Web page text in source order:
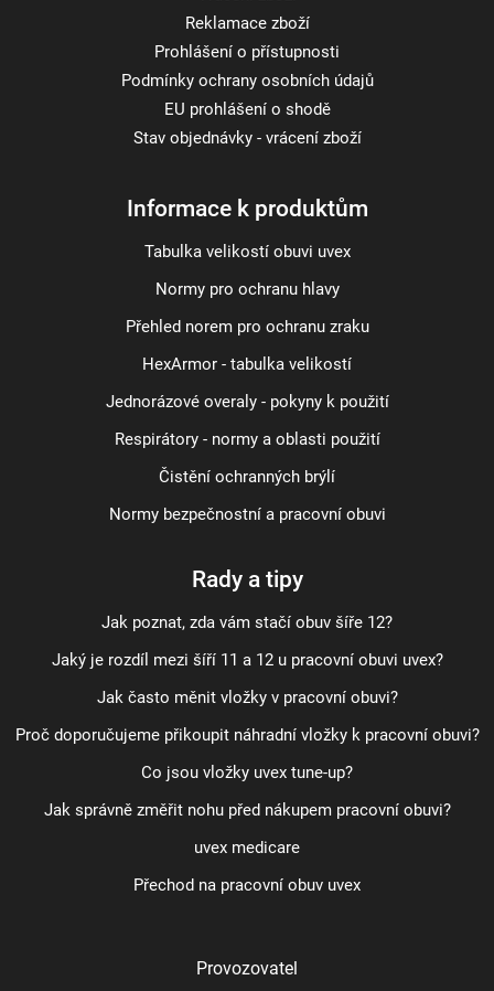
Reklamace zboží
Prohlášení o přístupnosti
Podmínky ochrany osobních údajů
EU prohlášení o shodě
Stav objednávky - vrácení zboží
Informace k produktům
Tabulka velikostí obuvi uvex
Normy pro ochranu hlavy
Přehled norem pro ochranu zraku
HexArmor - tabulka velikostí
Jednorázové overaly - pokyny k použití
Respirátory - normy a oblasti použití
Čistění ochranných brýlí
Normy bezpečnostní a pracovní obuvi
Rady a tipy
Jak poznat, zda vám stačí obuv šíře 12?
Jaký je rozdíl mezi šíří 11 a 12 u pracovní obuvi uvex?
Jak často měnit vložky v pracovní obuvi?
Proč doporučujeme přikoupit náhradní vložky k pracovní obuvi?
Co jsou vložky uvex tune-up?
Jak správně změřit nohu před nákupem pracovní obuvi?
uvex medicare
Přechod na pracovní obuv uvex
Provozovatel